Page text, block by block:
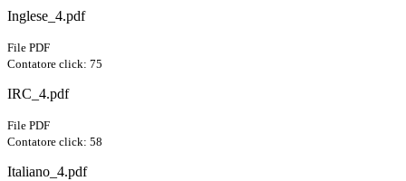
Inglese_4.pdf
File PDF
Contatore click: 75
IRC_4.pdf
File PDF
Contatore click: 58
Italiano_4.pdf